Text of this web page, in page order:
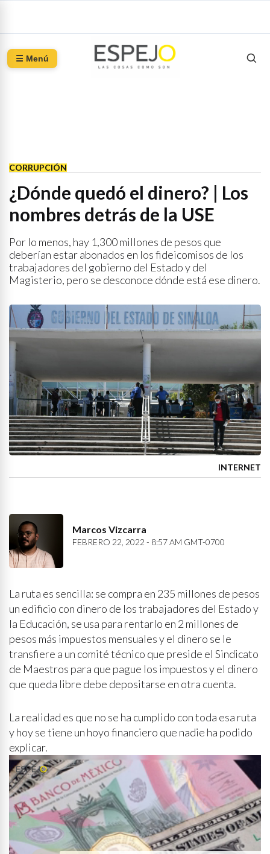
☰ Menú
CORRUPCIÓN
¿Dónde quedó el dinero? | Los
nombres detrás de la USE
Por lo menos, hay 1,300 millones de pesos que
deberían estar abonados en los fideicomisos de los
trabajadores del gobierno del Estado y del
Magisterio, pero se desconoce dónde está ese dinero.
INTERNET
Marcos Vizcarra
FEBRERO 22, 2022 - 8:57 AM GMT-0700
La ruta es sencilla: se compra en 235 millones de pesos
un edificio con dinero de los trabajadores del Estado y
la Educación, se usa para rentarlo en 2 millones de
pesos más impuestos mensuales y el dinero se le
transfiere a un comité técnico que preside el Sindicato
de Maestros para que pague los impuestos y el dinero
que queda libre debe depositarse en otra cuenta.
La realidad es que no se ha cumplido con toda esa ruta
y hoy se tiene un hoyo financiero que nadie ha podido
explicar.